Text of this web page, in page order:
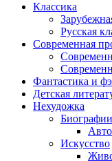
Классика
Русская
Современная
Фантастика и
Детская
Нехудожка
Биографии
Искусство